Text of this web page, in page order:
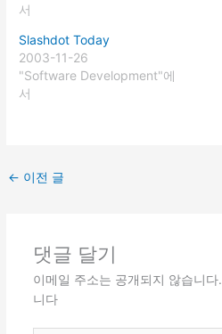
서
Slashdot Today
2003-11-26
"Software Development"에
서
← 이전 글
댓글 달기
이메일 주소는 공개되지 않습니다.
니다